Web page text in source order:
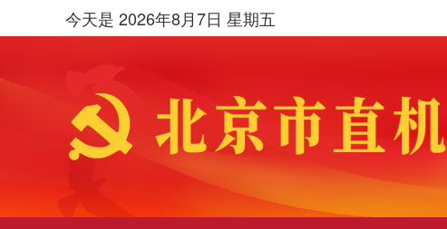
今天是 2026年8月7日 星期五